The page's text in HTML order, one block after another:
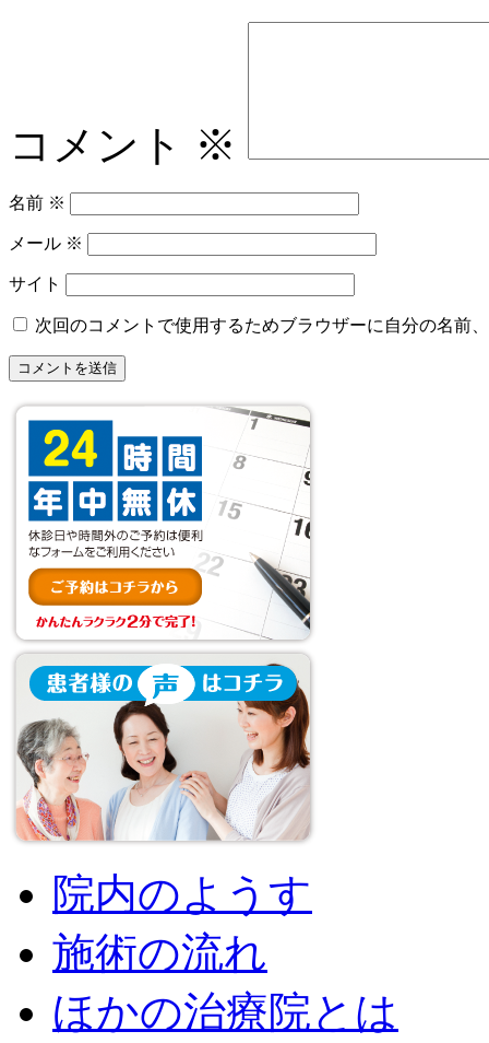
コメント ※
名前 ※
メール ※
サイト
次回のコメントで使用するためブラウザーに自分の名前
院内のようす
施術の流れ
ほかの治療院とは